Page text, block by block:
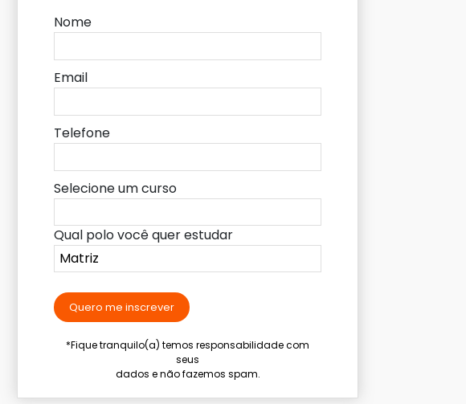
Nome
Email
Telefone
Selecione um curso
Qual polo você quer estudar
Quero me inscrever
*Fique tranquilo(a) temos responsabilidade com
seus
dados e não fazemos spam.